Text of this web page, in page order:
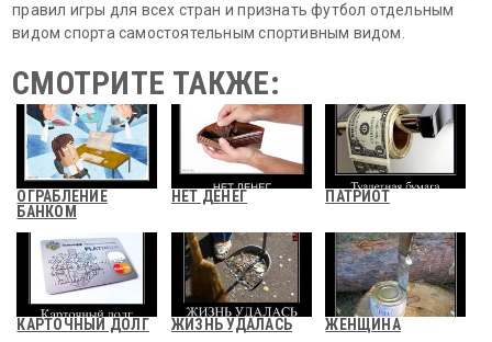
правил игры для всех стран и признать футбол отдельным
видом спорта самостоятельным спортивным видом.
СМОТРИТЕ ТАКЖЕ:
ОГРАБЛЕНИЕ
БАНКОМ
НЕТ ДЕНЕГ ПАТРИОТ
КАРТОЧНЫЙ ДОЛГ ЖИЗНЬ УДАЛАСЬ ЖЕНЩИНА